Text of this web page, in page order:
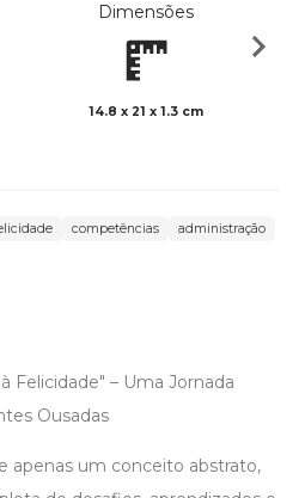
Dimensões
14.8 x 21 x 1.3 cm
competências
administração
Felicidade" – Uma Jornada
Ousadas
apenas um conceito abstrato,